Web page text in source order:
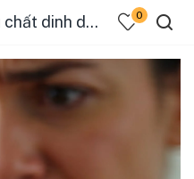
Bài viết được "thiếu chất dinh dưỡng" 0